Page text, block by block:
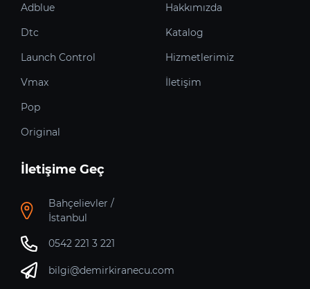
Adblue
Dtc
Launch Control
Vmax
Pop
Original
Hakkımızda
Katalog
Hizmetlerimiz
İletişim
İletişime Geç
Bahçelievler /
İstanbul
0542 221 3 221
bilgi@demirkiranecu.com